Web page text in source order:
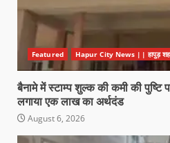
Featured Hapur City News || हापुड़
बैनामे में स्टाम्प शुल्क की कमी की
लगाया एक लाख का अर्थदंड
August 6, 2026